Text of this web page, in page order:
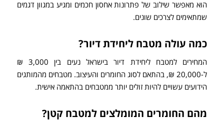
הוא מאפשר שילוב של פתרונות אחסון חכמים ומגיע במגוון דגמים
שמתאימים לצרכים שונים.
כמה עולה מטבח ליחידת דיור?
המחירים למטבח ליחידת דיור בישראל נעים בין 3,000 ₪
ל-20,000 ₪, בהתאם לסוג החומרים והעיצוב. מטבחים מהמותגים
הידועים עשויים להיות זולים יותר ממטבחים בהתאמה אישית.
מהם החומרים המומלצים למטבח קטן?